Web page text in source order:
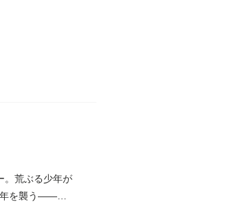
。荒ぶる少年が
年を襲う――